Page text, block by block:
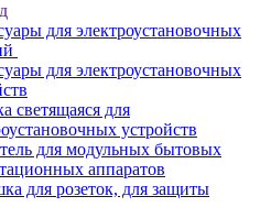
для электроустановочных
для электроустановочных
светящаяся для
устройств
для модульных бытовых
аппаратов
для розеток, для защиты